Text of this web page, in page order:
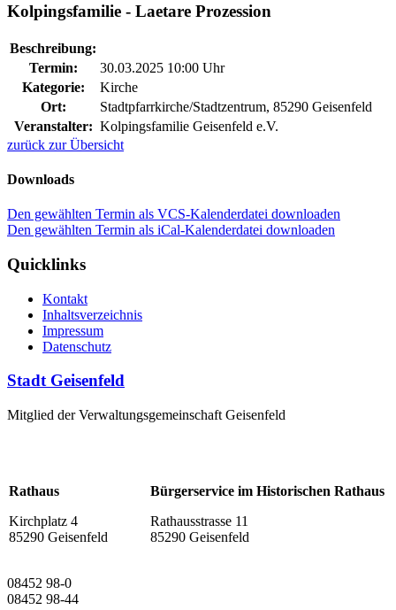
Kolpingsfamilie - Laetare Prozession
Beschreibung:
Termin:
30.03.2025 10:00 Uhr
Kategorie:
Kirche
Ort:
Stadtpfarrkirche/Stadtzentrum, 85290 Geisenfeld
Veranstalter: Kolpingsfamilie Geisenfeld e.V.
zurück zur Übersicht
Downloads
Den gewählten Termin als VCS-Kalenderdatei downloaden
Den gewählten Termin als iCal-Kalenderdatei downloaden
Quicklinks
Kontakt
Inhaltsverzeichnis
Impressum
Datenschutz
Stadt Geisenfeld
Mitglied der Verwaltungsgemeinschaft Geisenfeld
Rathaus
Kirchplatz 4
85290 Geisenfeld
Bürgerservice im Historischen Rathaus
Rathausstrasse 11
85290 Geisenfeld
08452 98-0
08452 98-44